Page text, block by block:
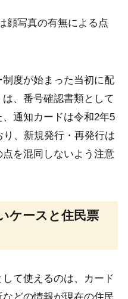
顔写真の有無による点
度が始まった当初に配
、番号確認書類として
通知カードは令和2年5
、新規発行・再発行は
を混同しないよう注意
ケースと住民票
て使えるのは、カード